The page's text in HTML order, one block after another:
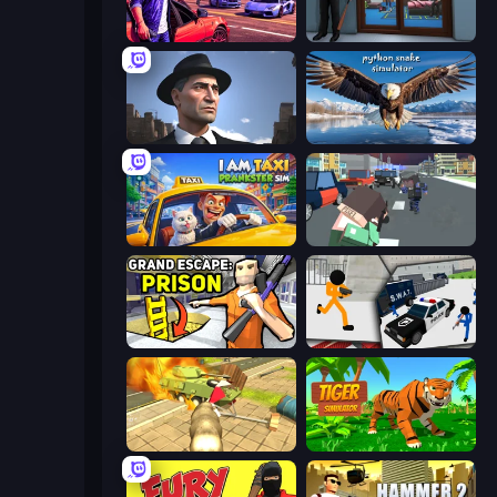
Gangster Crimes Online 6: Mafia City Crime City Robbery Thief Games
Downtown 1930s Mafia Python Snake Simulator
I Am Taxi Prankster Sim
Grand Escape: Prison Stickman Prison: Counter Assault
Wild Animal Zoo City Simulator Tiger Simulator 3D